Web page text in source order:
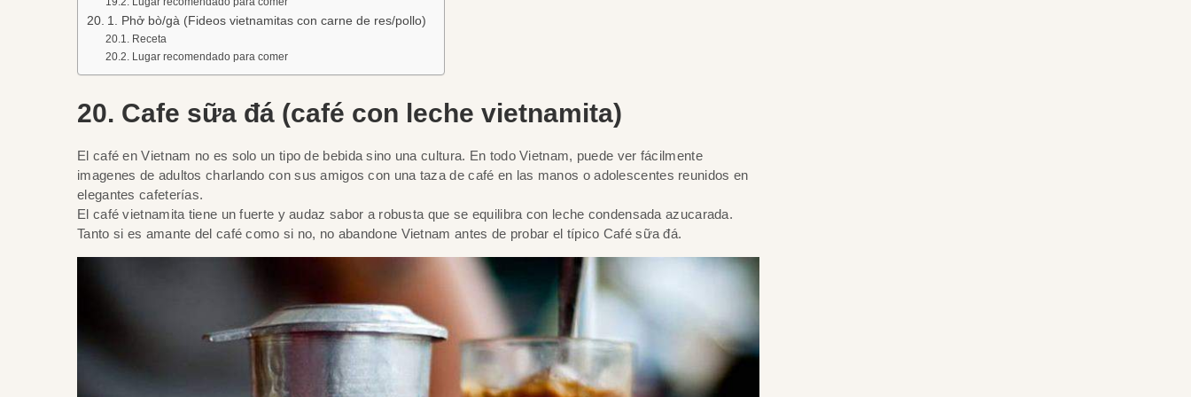
1. Phở bò/gà (Fideos vietnamitas con carne de res/pollo)
Receta
Lugar recomendado para comer
20. Cafe sữa đá (café con leche vietnamita)
El café en Vietnam no es solo un tipo de bebida sino una cultura. En todo Vietnam, puede ver fácilmente
imagenes de adultos charlando con sus amigos con una taza de café en las manos o adolescentes reunidos en
elegantes cafeterías.
El café vietnamita tiene un fuerte y audaz sabor a robusta que se equilibra con leche condensada azucarada.
Tanto si es amante del café como si no, no abandone Vietnam antes de probar el típico Café sữa đá.